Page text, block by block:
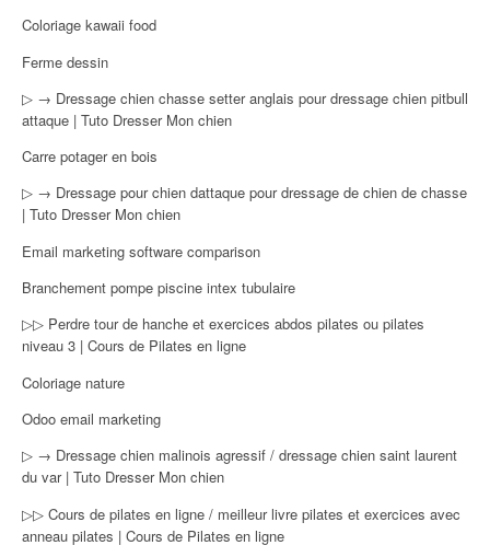
Coloriage kawaii food
Ferme dessin
▷ → Dressage chien chasse setter anglais pour dressage chien pitbull
attaque | Tuto Dresser Mon chien
Carre potager en bois
▷ → Dressage pour chien dattaque pour dressage de chien de chasse
| Tuto Dresser Mon chien
Email marketing software comparison
Branchement pompe piscine intex tubulaire
▷▷ Perdre tour de hanche et exercices abdos pilates ou pilates
niveau 3 | Cours de Pilates en ligne
Coloriage nature
Odoo email marketing
▷ → Dressage chien malinois agressif / dressage chien saint laurent
du var | Tuto Dresser Mon chien
▷▷ Cours de pilates en ligne / meilleur livre pilates et exercices avec
anneau pilates | Cours de Pilates en ligne